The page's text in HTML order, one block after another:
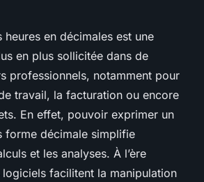
heures en décimales est une
en plus sollicitée dans de
professionnels, notamment pour
travail, la facturation ou encore
En effet, pouvoir exprimer un
forme décimale simplifie
et les analyses. À l’ère
facilitent la manipulation